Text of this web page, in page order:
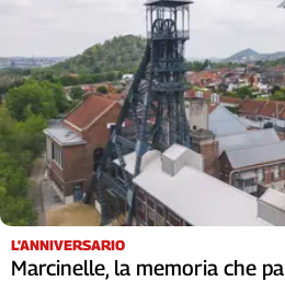
L'ANNIVERSARIO
Marcinelle, la memoria che